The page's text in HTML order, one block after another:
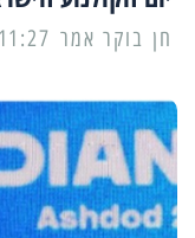
11:27 | 23/03/2025